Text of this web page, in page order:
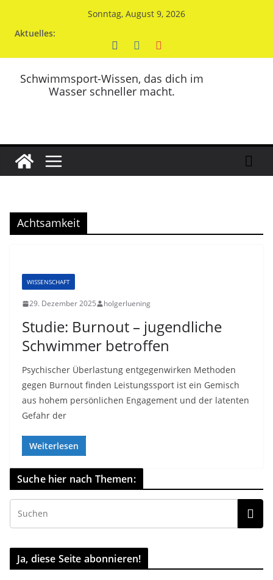
Sonntag, August 9, 2026
Aktuelles:
Schwimmsport-Wissen, das dich im
Wasser schneller macht.
Achtsamkeit
WISSENSCHAFT
29. Dezember 2025 holgerluening
Studie: Burnout – jugendliche
Schwimmer betroffen
Psychischer Überlastung entgegenwirken Methoden
gegen Burnout finden Leistungssport ist ein Gemisch
aus hohem persönlichen Engagement und der latenten
Gefahr der
Weiterlesen
Suche hier nach Themen:
Ja, diese Seite abonnieren!